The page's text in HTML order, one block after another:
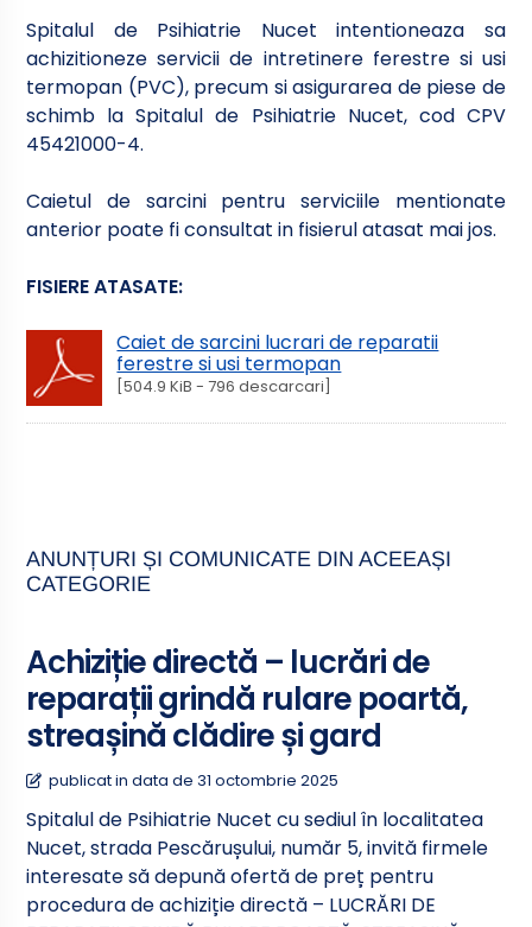
Spitalul de Psihiatrie Nucet intentioneaza sa
achizitioneze servicii de intretinere ferestre si usi
termopan (PVC), precum si asigurarea de piese de
schimb la Spitalul de Psihiatrie Nucet, cod CPV
45421000-4.
Caietul de sarcini pentru serviciile mentionate
anterior poate fi consultat in fisierul atasat mai jos.
FISIERE ATASATE:
Caiet de sarcini lucrari de reparatii
ferestre si usi termopan
[504.9 KiB - 796 descarcari]
ANUNȚURI ȘI COMUNICATE DIN ACEEAȘI
CATEGORIE
Achiziție directă – lucrări de
reparații grindă rulare poartă,
streașină clădire și gard
publicat in data de 31 octombrie 2025
Spitalul de Psihiatrie Nucet cu sediul în localitatea
Nucet, strada Pescărușului, număr 5, invită firmele
interesate să depună ofertă de preț pentru
procedura de achiziție directă – LUCRĂRI DE